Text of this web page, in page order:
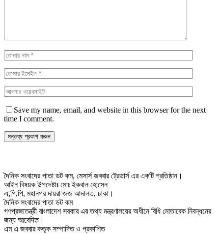
Save my name, email, and website in this browser for the next
time I comment.
দৈনিক সংবাদের পাতা ডট কম, মেসার্স জববার ট্রেডার্স এর একটি প্রতিষ্ঠান।
আইন বিষয়ক উপদেষ্টাঃ মোঃ ইকবাল হোসেন
এ,পি,পি, মহানগর দায়রা জজ আদালত, ঢাকা।
দৈনিক সংবাদের পাতা ডট কম
গণপ্রজাতন্ত্রী বাংলাদেশ সরকার এর তথ্য মন্ত্রণালয়ের অধীনে বিধি মোতাবেক নিবন্ধনের
জন্য আবেদিত।
এম এ জববার কতৃক সম্পাদিত ও প্রকাশিত